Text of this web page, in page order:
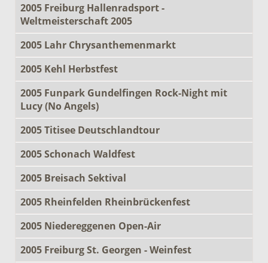
2005 Freiburg Hallenradsport -
Weltmeisterschaft 2005
2005 Lahr Chrysanthemenmarkt
2005 Kehl Herbstfest
2005 Funpark Gundelfingen Rock-Night mit
Lucy (No Angels)
2005 Titisee Deutschlandtour
2005 Schonach Waldfest
2005 Breisach Sektival
2005 Rheinfelden Rheinbrückenfest
2005 Niedereggenen Open-Air
2005 Freiburg St. Georgen - Weinfest